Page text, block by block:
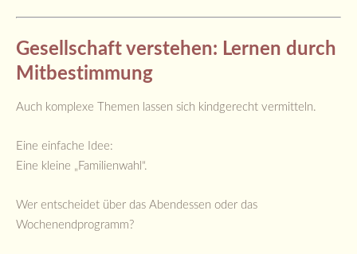
Gesellschaft verstehen: Lernen durch
Mitbestimmung
Auch komplexe Themen lassen sich kindgerecht vermitteln.
Eine einfache Idee:
Eine kleine „Familienwahl“.
Wer entscheidet über das Abendessen oder das
Wochenendprogramm?